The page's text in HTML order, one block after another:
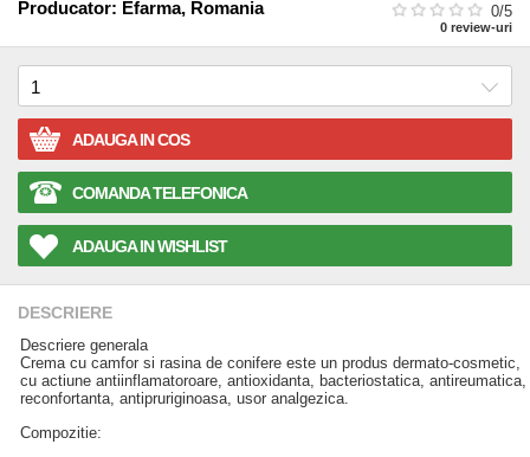
Producator: Efarma, Romania 0/5
0 review-uri
ADAUGA IN COS
COMANDA TELEFONICA
ADAUGA IN WISHLIST
DESCRIERE
Descriere generala
Crema cu camfor si rasina de conifere este un produs dermato-cosmetic,
cu actiune antiinflamatoroare, antioxidanta, bacteriostatica, antireumatica,
reconfortanta, antipruriginoasa, usor analgezica.
Compozitie: